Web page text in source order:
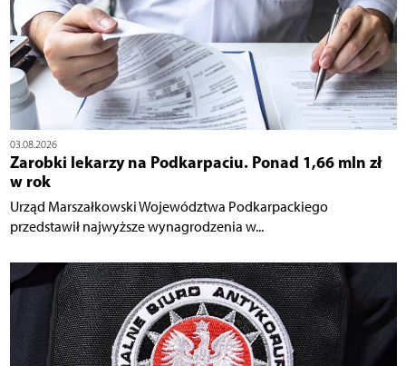
03.08.2026
Zarobki lekarzy na Podkarpaciu. Ponad 1,66 mln zł
w rok
Urząd Marszałkowski Województwa Podkarpackiego
przedstawił najwyższe wynagrodzenia w...